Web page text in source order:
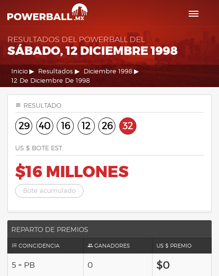
RESULTADOS DEL POWERBALL DEL
SÁBADO, 12 DICIEMBRE 1998
Inicio Resultados
Diciembre 1998
12 De Diciembre De 1998
RESULTADO
29 40 16 12 26 32
US $ BOTE EST.
$16 MILLONES
Bote acumulado
REPARTO DE PREMIOS
COINCIDENCIA GANADORES US $ PREMIO
5 + PB 0 $0